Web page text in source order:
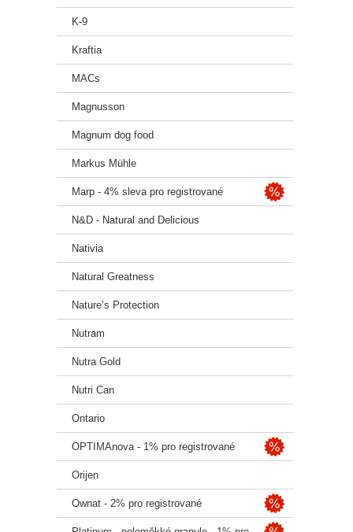
K-9
Kraftia
MACs
Magnusson
Magnum dog food
Markus Mühle
Marp - 4% sleva pro registrované
N&D - Natural and Delicious
Nativia
Natural Greatness
Nature’s Protection
Nutram
Nutra Gold
Nutri Can
Ontario
OPTIMAnova - 1% pro registrované
Orijen
Ownat - 2% pro registrované